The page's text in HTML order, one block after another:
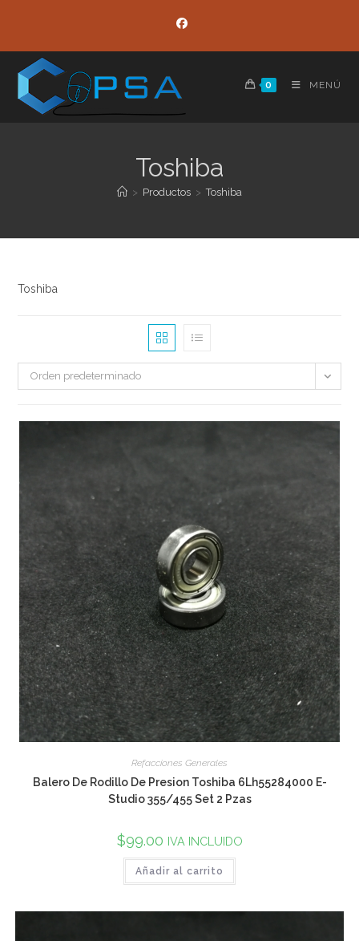
contenido
0 MENÚ
Toshiba
> Productos > Toshiba
Toshiba
Orden predeterminado
Refacciones Generales
Balero De Rodillo De Presion Toshiba 6Lh55284000 E-
Studio 355/455 Set 2 Pzas
$99.00 IVA INCLUIDO
Añadir al carrito